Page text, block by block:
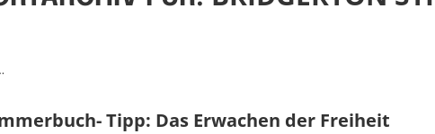
Tipp: Das Erwachen der Freiheit